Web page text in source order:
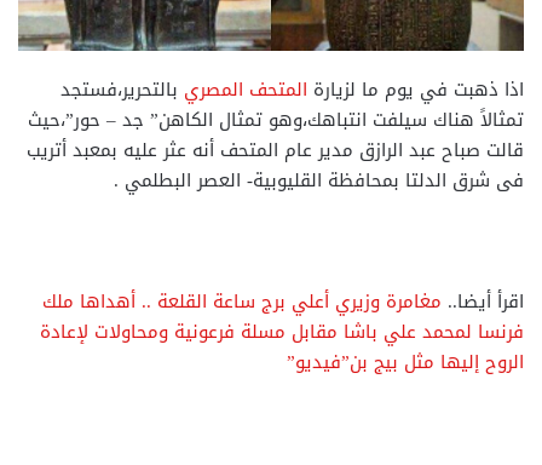
اذا ذهبت في يوم ما لزيارة المتحف المصري بالتحرير،فستجد
تمثالاً هناك سيلفت انتباهك،وهو تمثال الكاهن” جد – حور”،حيث
قالت صباح عبد الرازق مدير عام المتحف أنه عثر عليه بمعبد أتريب
فى شرق الدلتا بمحافظة القليوبية- العصر البطلمي .
اقرأ أيضا.. مغامرة وزيري أعلي برج ساعة القلعة .. أهداها ملك
فرنسا لمحمد علي باشا مقابل مسلة فرعونية ومحاولات لإعادة
الروح إليها مثل بيج بن”فيديو”